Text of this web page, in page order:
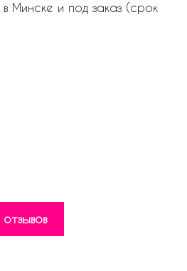
Минске и под заказ (срок